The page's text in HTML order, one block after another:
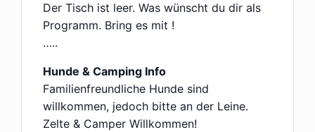
Der Tisch ist leer. Was wünscht du dir als
Programm. Bring es mit !
…..
Hunde & Camping Info
Familienfreundliche Hunde sind
willkommen, jedoch bitte an der Leine.
Zelte & Camper Willkommen!